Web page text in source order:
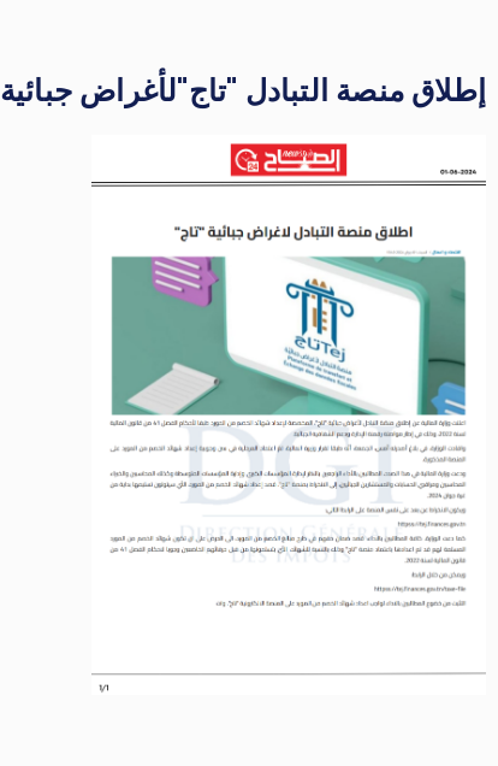
إطلاق منصة التبادل "تاج"لأغراض جبائية